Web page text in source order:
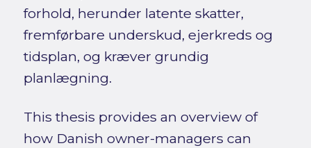
forhold, herunder latente skatter,
fremførbare underskud, ejerkreds og
tidsplan, og kræver grundig
planlægning.
This thesis provides an overview of
how Danish owner-managers can